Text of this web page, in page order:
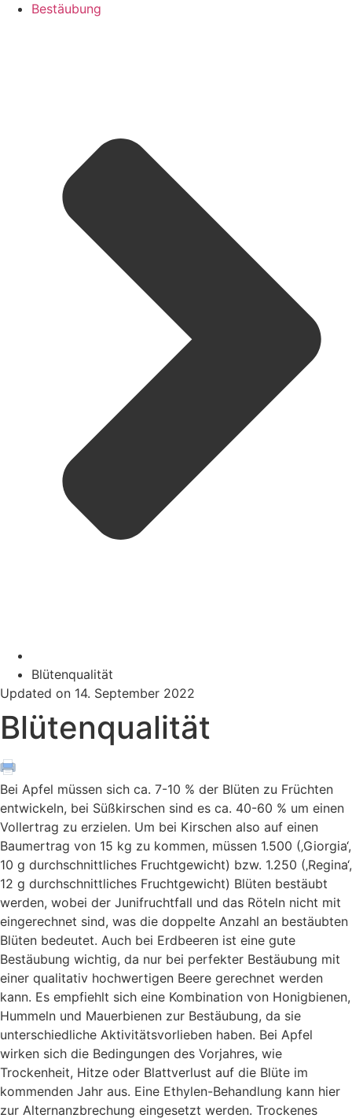
Bestäubung
Blütenqualität
Updated on 14. September 2022
Blütenqualität
Bei Apfel müssen sich ca. 7-10 % der Blüten zu Früchten
entwickeln, bei Süßkirschen sind es ca. 40-60 % um einen
Vollertrag zu erzielen. Um bei Kirschen also auf einen
Baumertrag von 15 kg zu kommen, müssen 1.500 (‚Giorgia‘,
10 g durchschnittliches Fruchtgewicht) bzw. 1.250 (‚Regina‘,
12 g durchschnittliches Fruchtgewicht) Blüten bestäubt
werden, wobei der Junifruchtfall und das Röteln nicht mit
eingerechnet sind, was die doppelte Anzahl an bestäubten
Blüten bedeutet. Auch bei Erdbeeren ist eine gute
Bestäubung wichtig, da nur bei perfekter Bestäubung mit
einer qualitativ hochwertigen Beere gerechnet werden
kann. Es empfiehlt sich eine Kombination von Honigbienen,
Hummeln und Mauerbienen zur Bestäubung, da sie
unterschiedliche Aktivitätsvorlieben haben. Bei Apfel
wirken sich die Bedingungen des Vorjahres, wie
Trockenheit, Hitze oder Blattverlust auf die Blüte im
kommenden Jahr aus. Eine Ethylen-Behandlung kann hier
zur Alternanzbrechung eingesetzt werden. Trockenes